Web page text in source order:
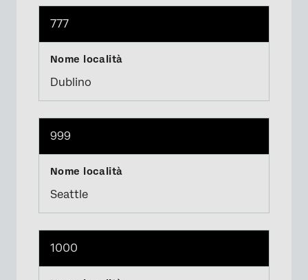
777
Dublino
999
Seattle
1000